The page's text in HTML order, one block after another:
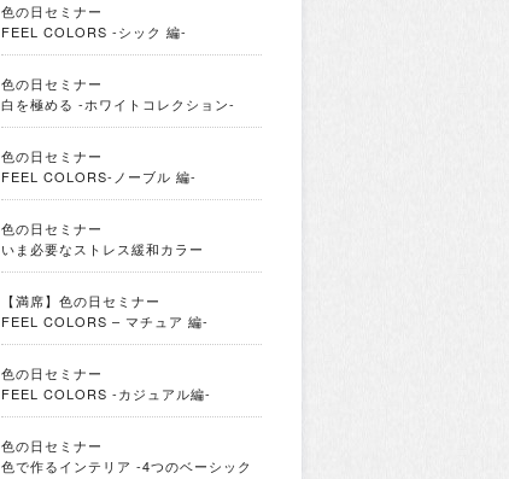
色の日セミナー
FEEL COLORS -シック 編-
色の日セミナー
白を極める -ホワイトコレクション-
色の日セミナー
FEEL COLORS-ノーブル 編-
色の日セミナー
いま必要なストレス緩和カラー
【満席】色の日セミナー
FEEL COLORS – マチュア 編-
色の日セミナー
FEEL COLORS -カジュアル編-
色の日セミナー
色で作るインテリア -4つのベーシック